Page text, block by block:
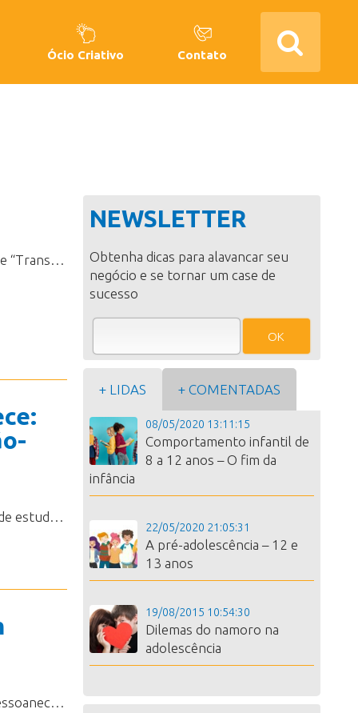
Ócio Criativo Contato
Atualmente,tenho recebido clientes que trazem consigo diagnósticos de “TranstornoNarcisista”, geralmente realizados a partir de consultas psiquiátricas e/oucomentários de pessoas com as quais convivem. Sabemos que, para cada época, novostranstornos mentais vão surgindo e para cada tempo há uma modadiagnóstica. Sobre o tal “transtorno narcisista”, pode-se dizer que ainda nãovirou moda, mas já há um...
Tenhodesenvolvido a “Psicanálise Contextualizada” dentro dos grupos de estudos epesquisa que você pode conhecer no perfil de Instagram@psicanalisecontextualiza . Neste processo, estamos repensando o processo deescuta na clínica psicológica através da teoria e técnica psicanalítica para arealidade brasileira e latino-americana. O sujeito nunca está sozinho Partindodo princípio que 56% da população ...
NEWSLETTER
Obtenha dicas para alavancar seu
negócio e se tornar um case de
sucesso
OK
+ LIDAS + COMENTADAS
08/05/2020 13:11:15
Comportamento infantil de
8 a 12 anos – O fim da
infância
22/05/2020 21:05:31
A pré-adolescência – 12 e
13 anos
19/08/2015 10:54:30
Dilemas do namoro na
adolescência